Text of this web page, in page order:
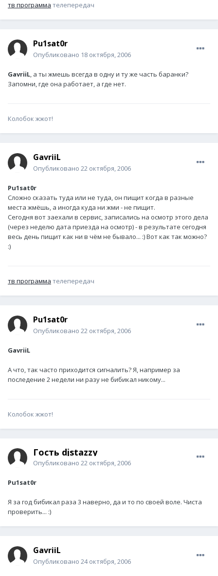
тв программа телепередач
Pu1sat0r
Опубликовано 18 октября, 2006
GavriiL, а ты жмешь всегда в одну и ту же часть баранки?
Запомни, где она работает, а где нет.
Колобок жжот!
GavriiL
Опубликовано 22 октября, 2006
Pu1sat0r
Сложно сказать туда или не туда, он пищит когда в разные
места жмёшь, а иногда куда ни жми - не пищит.
Сегодня вот заехали в сервис, записались на осмотр этого дела
(через неделю дата приезда на осмотр) - в результате сегодня
весь день пищит как ни в чём не бывало... :) Вот как так можно?
:)
тв программа телепередач
Pu1sat0r
Опубликовано 22 октября, 2006
GavriiL
А что, так часто приходится сигналить? Я, например за
последение 2 недели ни разу не бибикал никому...
Колобок жжот!
Гость djstazzy
Опубликовано 22 октября, 2006
Pu1sat0r
Я за год бибикал раза 3 наверно, да и то по своей воле. Чиста
проверить... :)
GavriiL
Опубликовано 24 октября, 2006